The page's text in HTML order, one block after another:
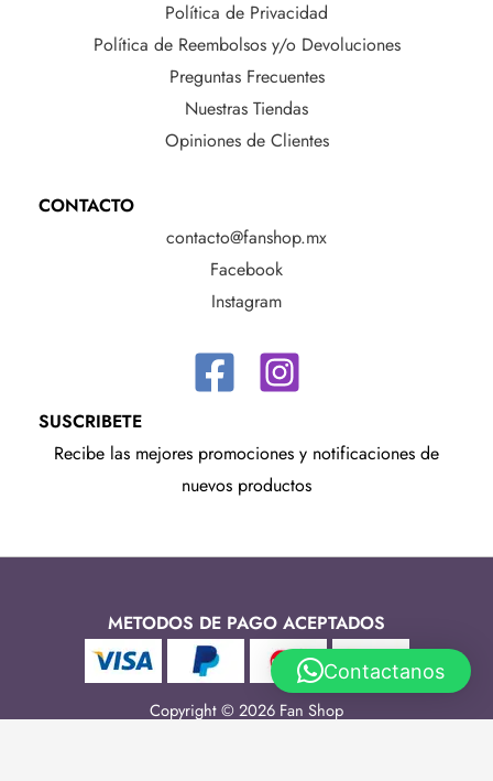
Política de Privacidad
Política de Reembolsos y/o Devoluciones
Preguntas Frecuentes
Nuestras Tiendas
Opiniones de Clientes
CONTACTO
contacto@fanshop.mx
Facebook
Instagram
SUSCRIBETE
Recibe las mejores promociones y notificaciones de
nuevos productos
METODOS DE PAGO ACEPTADOS
Copyright © 2026 Fan Shop
Contactanos